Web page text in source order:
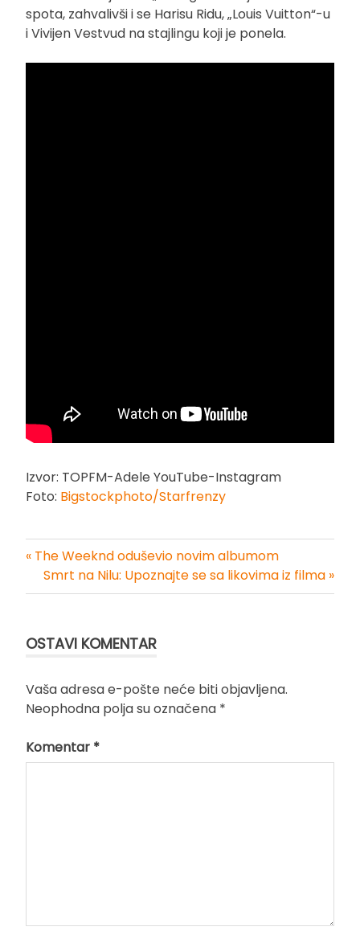
spota, zahvalivši i se Harisu Ridu, „Louis Vuitton“-u
i Vivijen Vestvud na stajlingu koji je ponela.
Izvor: TOPFM-Adele YouTube-Instagram
Foto: Bigstockphoto/Starfrenzy
Kretanje
« The Weeknd oduševio novim albumom
Smrt na Nilu: Upoznajte se sa likovima iz filma »
OSTAVI KOMENTAR
Vaša adresa e-pošte neće biti objavljena.
Neophodna polja su označena *
Komentar *